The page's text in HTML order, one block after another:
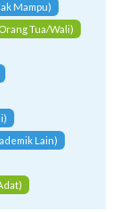
Mampu)
Tua/Wali)
Lain)